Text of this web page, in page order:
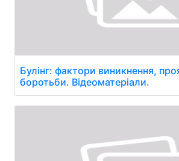
Булінг: фактори виникнення,
боротьби. Відеоматеріали.